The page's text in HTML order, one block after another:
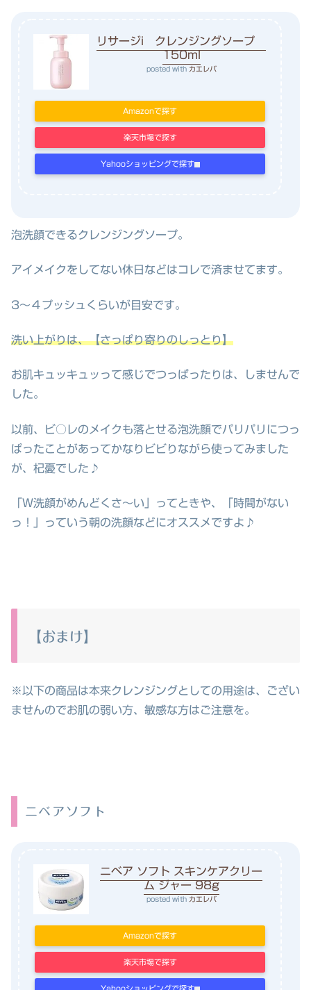
リサージi クレンジングソープ
150ml
posted with カエレバ
Amazonで探す
楽天市場で探す
Yahooショッピングで探す
泡洗顔できるクレンジングソープ。
アイメイクをしてない休日などはコレで済ませてます。
3～４プッシュくらいが目安です。
洗い上がりは、【さっぱり寄りのしっとり】
お肌キュッキュッって感じでつっぱったりは、しませんで
した。
以前、ビ○レのメイクも落とせる泡洗顔でパリパリにつっ
ぱったことがあってかなりビビりながら使ってみました
が、杞憂でした♪
「W洗顔がめんどくさ～い」ってときや、「時間がない
っ！」っていう朝の洗顔などにオススメですよ♪
【おまけ】
※以下の商品は本来クレンジングとしての用途は、ござい
ませんのでお肌の弱い方、敏感な方はご注意を。
ニベアソフト
ニベア ソフト スキンケアクリー
ム ジャー 98g
posted with カエレバ
Amazonで探す
楽天市場で探す
Yahooショッピングで探す